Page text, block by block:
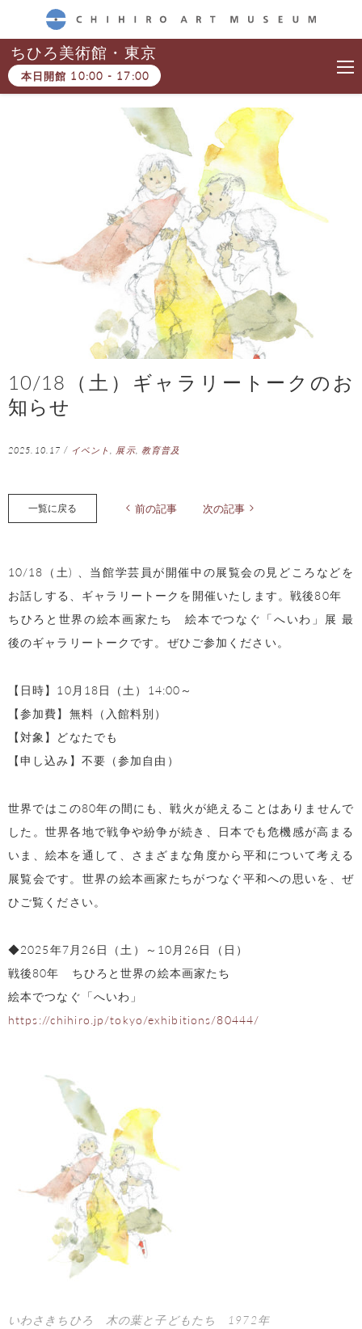
CHIHIRO ART MUSEUM
ちひろ美術館・東京
本日開館 10:00 - 17:00
10/18（土）ギャラリートークのお
知らせ
2025.10.17 / イベント, 展示, 教育普及
一覧に戻る 前の記事 次の記事
10/18（土) 、当館学芸員が開催中の展覧会の見どころなどを
お話しする、ギャラリートークを開催いたします。戦後80年
ちひろと世界の絵本画家たち 絵本でつなぐ「へいわ」展 最
後のギャラリートークです。ぜひご参加ください。
【日時】10月18日（土）14:00～
【参加費】無料（入館料別）
【対象】どなたでも
【申し込み】不要（参加自由）
世界ではこの80年の間にも、戦火が絶えることはありませんで
した。世界各地で戦争や紛争が続き、日本でも危機感が高まる
いま、絵本を通して、さまざまな角度から平和について考える
展覧会です。世界の絵本画家たちがつなぐ平和への思いを、ぜ
ひご覧ください。
◆2025年7月26日（土）～10月26日（日）
戦後80年 ちひろと世界の絵本画家たち
絵本でつなぐ「へいわ」
https://chihiro.jp/tokyo/exhibitions/80444/
いわさきちひろ 木の葉と子どもたち 1972年